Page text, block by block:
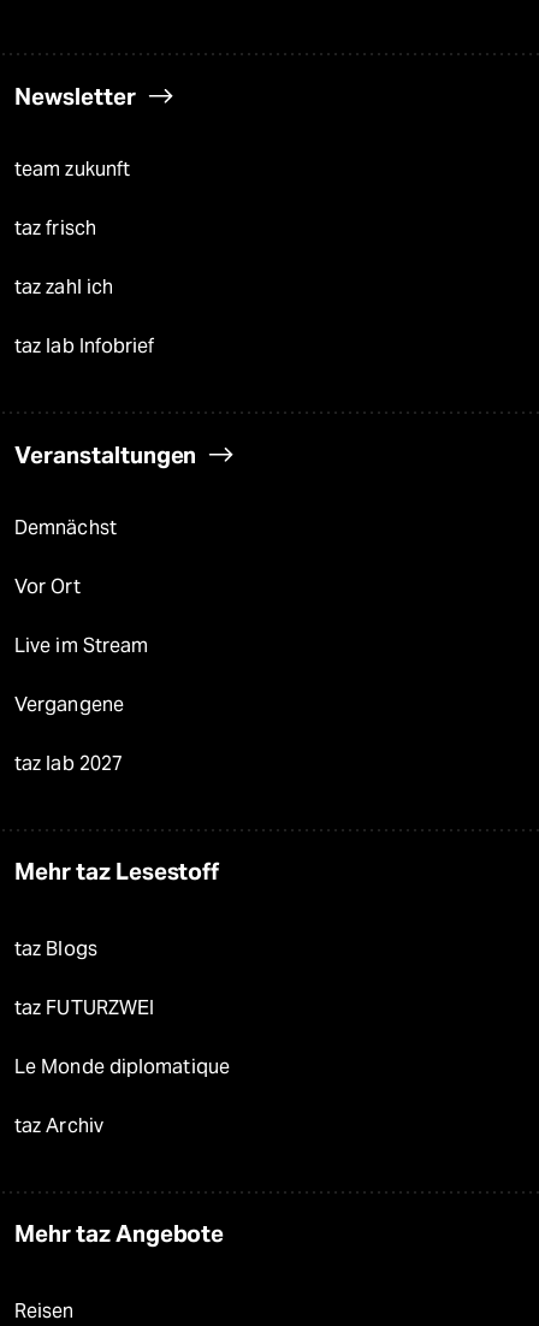
Newsletter
team zukunft
taz frisch
taz zahl ich
taz lab Infobrief
Veranstaltungen
Demnächst
Vor Ort
Live im Stream
Vergangene
taz lab 2027
Mehr taz Lesestoff
taz Blogs
taz FUTURZWEI
Le Monde diplomatique
taz Archiv
Mehr taz Angebote
Reisen